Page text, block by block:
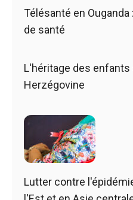
Télésanté en
de santé
L'héritage des
Herzégovine
Lutter contre